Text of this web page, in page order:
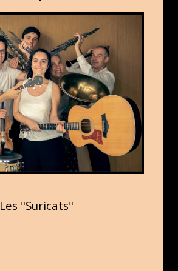
Les "Suricats"